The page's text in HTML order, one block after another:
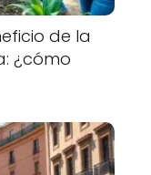
de la
¿cómo